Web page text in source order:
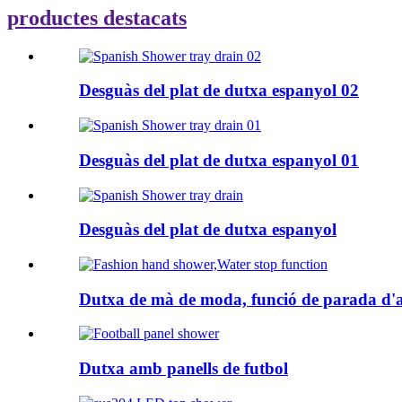
productes destacats
Desguàs del plat de dutxa espanyol 02
Desguàs del plat de dutxa espanyol 01
Desguàs del plat de dutxa espanyol
Dutxa de mà de moda, funció de parada
Dutxa amb panells de futbol